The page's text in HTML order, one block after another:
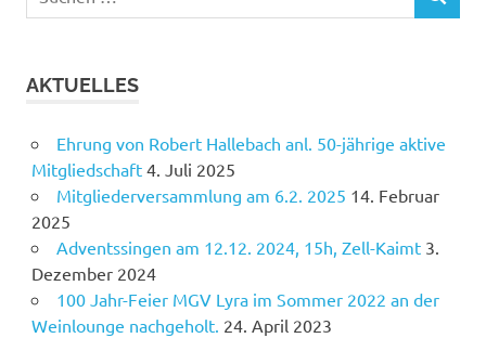
AKTUELLES
Ehrung von Robert Hallebach anl. 50-jährige aktive
Mitgliedschaft 4. Juli 2025
Mitgliederversammlung am 6.2. 2025 14. Februar
2025
Adventssingen am 12.12. 2024, 15h, Zell-Kaimt 3.
Dezember 2024
100 Jahr-Feier MGV Lyra im Sommer 2022 an der
Weinlounge nachgeholt. 24. April 2023